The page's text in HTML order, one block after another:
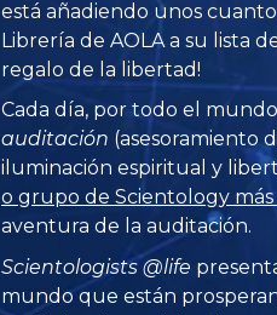
está añadiendo unos
Librería de AOLA a su lista
regalo de la libertad!
Cada día, por todo el
auditación (asesoramiento
iluminación espiritual y
o grupo de Scientology
aventura de la auditación.
Scientologists @life
mundo que están